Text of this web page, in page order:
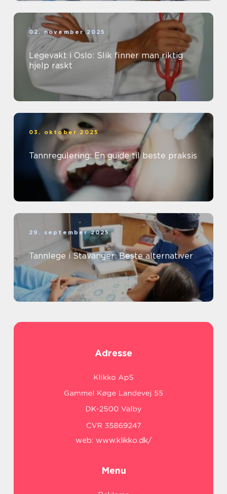
02. november 2025
Legevakt i Oslo: Slik finner man riktig
hjelp raskt
03. oktober 2025
Tannregulering: En guide til beste praksis
29. september 2025
Tannlege i Stavanger: Beste alternativer
Adresse
web: www.klikko.dk/
Menu